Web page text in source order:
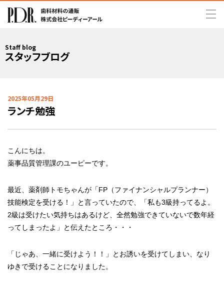
Staff blog
スタッフブログ
2025年05月29日
ランチ勉強
こんにちは。
薬事品質管理課のユーピーです。
最近、薬剤師トモちゃんが「FP（ファイナンシャルプランナー）
技能検定を受ける！」と言っていたので、「私も3級持ってるよ。
2級は受けたい気持ちはあるけど、全然勉強できていないで数年経
ってしまったよ」と伝えたところ・・・
「じゃあ、一緒に受けよう！！」とお誘いを受けてしまい、なり
ゆきで受けることになりました。